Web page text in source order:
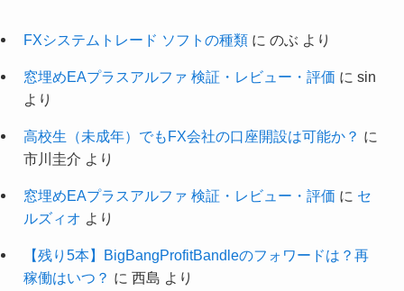
FXシステムトレード ソフトの種類に のぶ より
窓埋めEAプラスアルファ 検証・レビュー・評価 に sin
より
高校生（未成年）でもFX会社の口座開設は可能か？ に
市川圭介 より
窓埋めEAプラスアルファ 検証・レビュー・評価 に セ
ルズィオ より
【残り5本】BigBangProfitBandleのフォワードは？再
稼働はいつ？ に 西島 より